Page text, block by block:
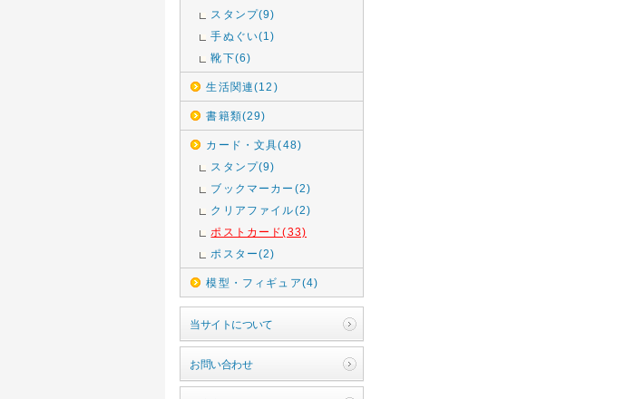
スタンプ(9)
手ぬぐい(1)
靴下(6)
生活関連(12)
書籍類(29)
カード・文具(48)
スタンプ(9)
ブックマーカー(2)
クリアファイル(2)
ポストカード(33)
ポスター(2)
模型・フィギュア(4)
当サイトについて
お問い合わせ